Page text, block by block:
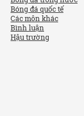
Bóng đá quốc tế
Các môn khác
Bình luận
Hậu trường